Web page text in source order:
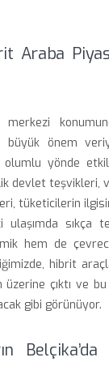
Araba
merkezi
büyük önem
olumlu yönde
devlet teşvikleri,
tüketicilerin
ulaşımda sıkça
hem de
hibrit
üzerine çıktı ve
gibi görünüyor.